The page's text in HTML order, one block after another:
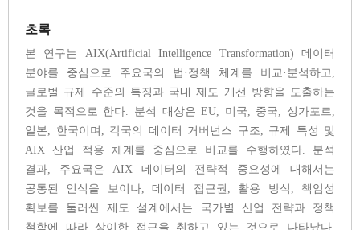
초록
본 연구는 AIX(Artificial Intelligence Transformation) 데이터
분야를 중심으로 주요국의 법·정책 체계를 비교·분석하고,
글로벌 규제 수준의 특징과 국내 제도 개선 방향을 도출하는
것을 목적으로 한다. 분석 대상은 EU, 미국, 중국, 싱가포르,
일본, 한국이며, 각국의 데이터 거버넌스 구조, 규제 특성 및
AIX 산업 적용 체계를 중심으로 비교를 수행하였다. 분석
결과, 주요국은 AIX 데이터의 전략적 중요성에 대해서는
공통된 인식을 보이나, 데이터 접근권, 활용 방식, 책임성
확보를 둘러싼 제도 설계에서는 국가별 산업 전략과 정책
철학에 따라 상이한 접근을 취하고 있는 것으로 나타났다.